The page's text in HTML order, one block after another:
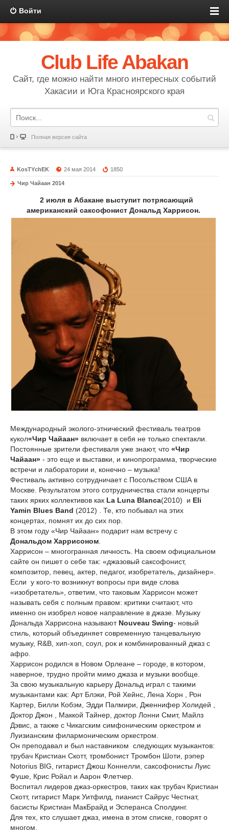
Войти
Club Life Abakan
Сайт, где можно найти много интересных событий
Хакасии и Юга Красноярского края
Полная версия сайта
KosTYchEK 24 мая 2014 1850
Чир Чайаан 2014
2 июля в Абакане выступит потрясающий
американский саксофонист Дональд Харрисон.
Международный эколого-этнический фестиваль театров
кукол«Чир Чайаан» включает в себя не только спектакли.
Постоянные зрители фестиваля уже знают, что «Чир
Чайаан» - это еще и выставки, и кинопрограмма, творческие
встречи и лаборатории и, конечно – музыка!
Фестиваль активно сотрудничает с Посольством США в
Москве. Результатом этого сотрудничества стали концерты
таких ярких коллективов как La Luna Blanca(2010) и Eli
Yamin Blues Band (2012) . Те, кто побывал на этих
концертах, помнят их до сих пор.
В этом году «Чир Чайаан» подарит нам встречу с
Дональдом Харрисоном
Харрисон – многогранная личность. На своем официальном
сайте он пишет о себе так: «джазовый саксофонист,
композитор, певец, актер, педагог, изобретатель, дизайнер».
Если у кого-то возникнут вопросы при виде слова
«изобретатель», ответим, что таковым Харрисон может
называть себя с полным правом: критики считают, что
именно он изобрел новое направление в джазе. Музыку
Дональда Харрисона называют Nouveau Swing- новый
стиль, который объединяет современную танцевальную
музыку, R&B, хип-хоп, соул, рок и комбинированный джаз с
афро.
Харрисон родился в Новом Орлеане – городе, в котором,
наверное, трудно пройти мимо джаза и музыки вообще.
За свою музыкальную карьеру Дональд играл с такими
музыкантами как: Арт Блэки, Рой Хейнс, Лена Хорн , Рон
Картер, Билли Кобэм, Эдди Палмири, Дженнифер Холидей ,
Доктор Джон , Маккой Тайнер, доктор Лонни Смит, Майлз
Дэвис, а также с Чикагским симфоническим оркестром и
Луизианским филармоническим оркестром.
Он преподавал и был наставником следующих музыкантов:
трубач Кристиан Скотт, тромбонист Тромбон Шоти, рэпер
Notorius BIG, гитарист Джош Коннелли, саксофонисты Луис
Фуше, Крис Ройал и Аарон Флетчер.
Воспитал лидеров джаз-оркестров, таких как трубач Кристиан
Скотт, гитарист Марк Уитфилд, пианист Сайрус Честнат,
басисты Кристиан МакБрайд и Эсперанса Сполдинг.
Для тех, кто слушает джаз, имена в этом списке, говорят о
многом.